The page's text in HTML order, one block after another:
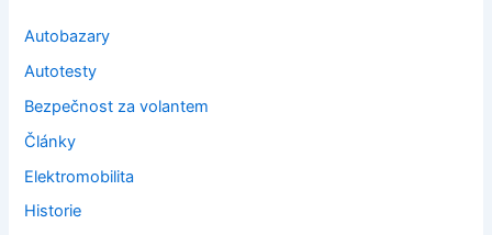
Autobazary
Autotesty
Bezpečnost za volantem
Články
Elektromobilita
Historie